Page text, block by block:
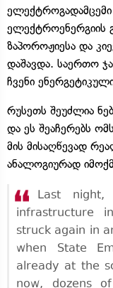
ელექტროგადამცემი
ელექტროენერგიის
ზაპოროჟიესა და
დაშავდა. საერთო
ჩვენი
რუსეთს შეუძლია
და ეს შეაჩერებს
მის მისაღწევად
ანალოგიურად
Last night,
infrastructure
struck again in
when State
already at the
now, dozens